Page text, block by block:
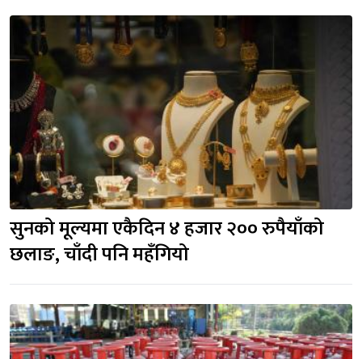
सुनको मूल्यमा एकैदिन ४ हजार २०० रुपैयाँको
छलाङ, चाँदी पनि महँगियो